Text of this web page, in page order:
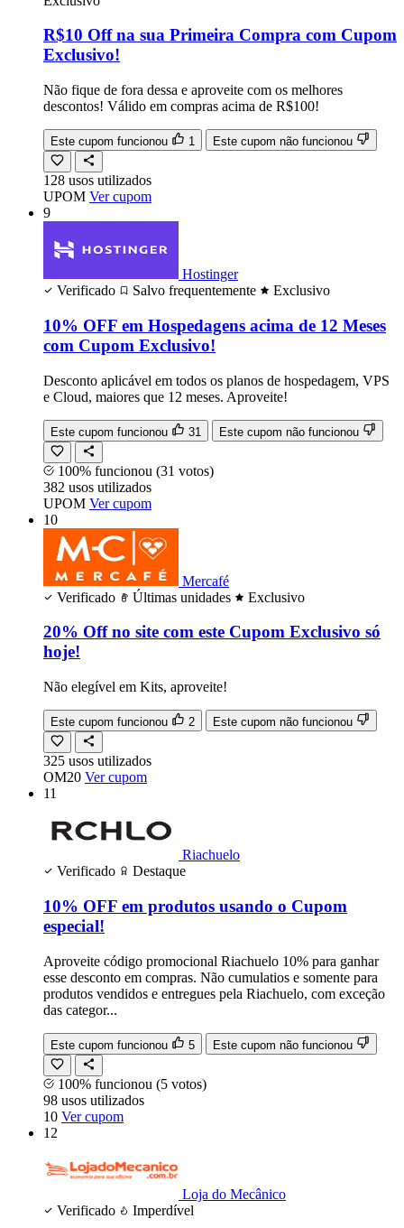
R$10 Off na sua Primeira Compra com Cupom
Exclusivo!
Não fique de fora dessa e aproveite com os melhores
descontos! Válido em compras acima de R$100!
Este cupom funcionou 1 Este cupom não funcionou
128 usos utilizados
UPOM Ver cupom
9
Hostinger
Verificado
Salvo frequentemente Exclusivo
10% OFF em Hospedagens acima de 12 Meses
com Cupom Exclusivo!
Desconto aplicável em todos os planos de hospedagem, VPS
e Cloud, maiores que 12 meses. Aproveite!
Este cupom funcionou 31 Este cupom não funcionou
100% funcionou (31 votos)
382 usos utilizados
UPOM Ver cupom
10
Mercafé
Verificado
Últimas unidades Exclusivo
20% Off no site com este Cupom Exclusivo só
hoje!
Não elegível em Kits, aproveite!
Este cupom funcionou 2 Este cupom não funcionou
325 usos utilizados
OM20 Ver cupom
11
Riachuelo
Verificado
Destaque
10% OFF em produtos usando o Cupom
especial!
Aproveite código promocional Riachuelo 10% para ganhar
esse desconto em compras. Não cumulatios e somente para
produtos vendidos e entregues pela Riachuelo, com exceção
das categor...
Este cupom funcionou 5 Este cupom não funcionou
100% funcionou (5 votos)
98 usos utilizados
10 Ver cupom
12
Loja do Mecânico
Verificado
Imperdível